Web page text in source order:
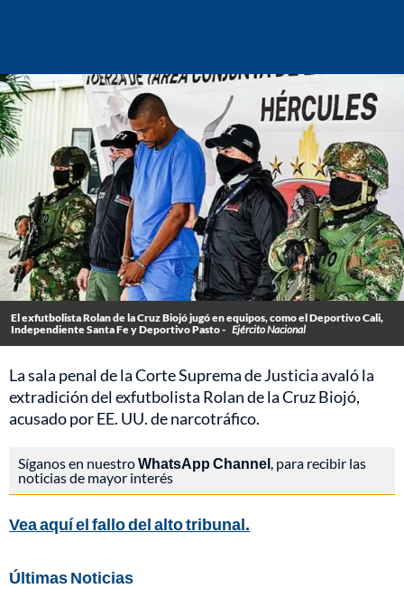
El exfutbolista Rolan de la Cruz Biojó jugó en equipos, como el Deportivo Cali,
Independiente Santa Fe y Deportivo Pasto - Ejército Nacional
La sala penal de la Corte Suprema de Justicia avaló la
extradición del exfutbolista Rolan de la Cruz Biojó,
acusado por EE. UU. de narcotráfico.
Síganos en nuestroWhatsApp Channel, para recibir las
noticias de mayor interés
Vea aquí el fallo del alto tribunal.
Últimas Noticias